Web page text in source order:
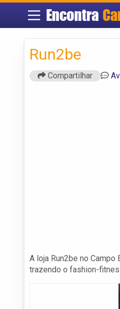
Encontra
Run2be
Compartilhar
A loja Run2be no
trazendo o fashion-